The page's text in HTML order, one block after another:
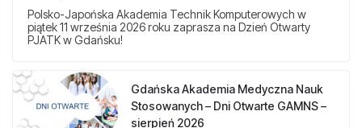
Polsko-Japońska Akademia Technik Komputerowych w
piątek 11 września 2026 roku zaprasza na Dzień Otwarty
PJATK w Gdańsku!
Gdańska Akademia Medyczna Nauk
Stosowanych – Dni Otwarte GAMNS –
sierpień 2026